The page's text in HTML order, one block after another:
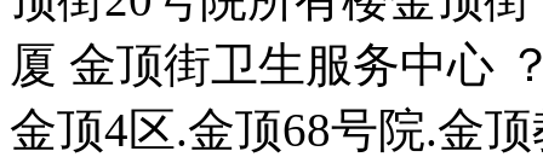
厦 金顶街卫生服务中心
金顶4区.金顶68号院.金